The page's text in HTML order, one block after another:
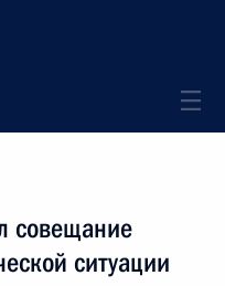
совещание
ситуации